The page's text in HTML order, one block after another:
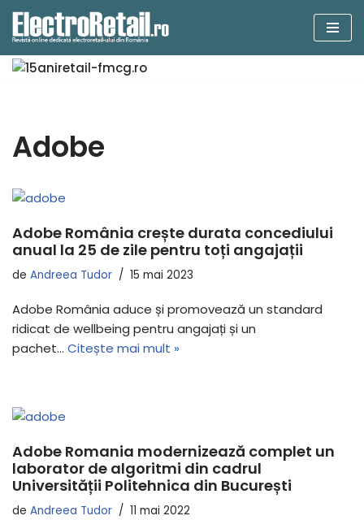
Sari
la
Adobe
Adobe România crește durata concediului
anual la 25 de zile pentru toți angajații
de Andreea Tudor 15 mai 2023
Adobe România aduce și promovează un standard
ridicat de wellbeing pentru angajați și un
pachet… Citește mai mult »
Adobe Romania modernizează complet un
laborator de algoritmi din cadrul
Universității Politehnica din București
de Andreea Tudor 11 mai 2022